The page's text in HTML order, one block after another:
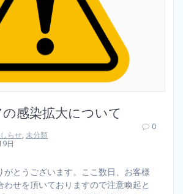
感染拡大について
らせ,未分類
日
0
がとうございます。ここ数日、お客様
わせを頂いておりますので注意喚起と